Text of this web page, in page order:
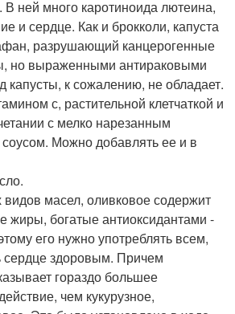
В ней много каротиноида лютеина,
и сердце. Как и брокколи, капуста
разрушающий канцерогенные
но выраженными антираковыми
капусты, к сожалению, не обладает.
с, растительной клетчаткой и
с мелко нарезанным
Можно добавлять ее и в
видов масел, оливковое содержит
богатые антиоксидантами -
его нужно употреблять всем,
сердце здоровым. Причем
гораздо большее
чем кукурузное,